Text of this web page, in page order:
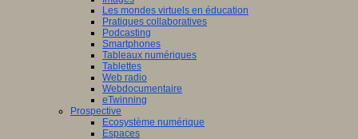
Les mondes virtuels en éducation
Pratiques collaboratives
Podcasting
Smartphones
Tableaux numériques
Tablettes
Web radio
Webdocumentaire
eTwinning
Prospective
Ecosystème numérique
Espaces